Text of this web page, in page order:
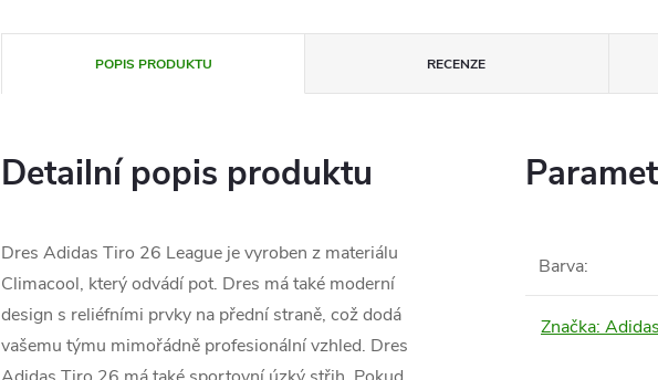
POPIS PRODUKTU RECENZE
Detailní popis produktu
Dres Adidas Tiro 26 League je vyroben z materiálu
Climacool, který odvádí pot. Dres má také moderní
design s reliéfními prvky na přední straně, což dodá
vašemu týmu mimořádně profesionální vzhled. Dres
Barva:
Značka: Adidas